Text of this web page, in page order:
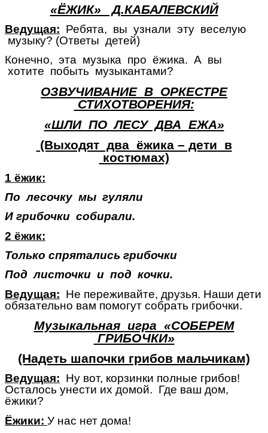
«ЁЖИК» Д.КАБАЛЕВСКИЙ
Ведущая: Ребята, вы узнали эту веселую
музыку? (Ответы детей)
Конечно, эта музыка про ёжика. А вы
хотите побыть музыкантами?
ОЗВУЧИВАНИЕ В ОРКЕСТРЕ
СТИХОТВОРЕНИЯ:
«ШЛИ ПО ЛЕСУ ДВА ЕЖА»
(Выходят два ёжика – дети в
костюмах)
1 ёжик:
По лесочку мы гуляли
И грибочки собирали.
2 ёжик:
Только спрятались грибочки
Под листочки и под кочки.
Ведущая: Не переживайте, друзья. Наши дети
обязательно вам помогут собрать грибочки.
Музыкальная игра «СОБЕРЕМ
ГРИБОЧКИ»
(Надеть шапочки грибов мальчикам)
Ведущая: Ну вот, корзинки полные грибов!
Осталось унести их домой. Где ваш дом,
ёжики?
Ёжики: У нас нет дома!